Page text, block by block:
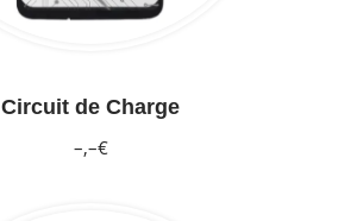
Circuit de Charge
–,–€